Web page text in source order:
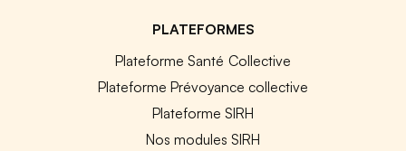
PLATEFORMES
Plateforme Santé Collective
Plateforme Prévoyance collective
Plateforme SIRH
Nos modules SIRH